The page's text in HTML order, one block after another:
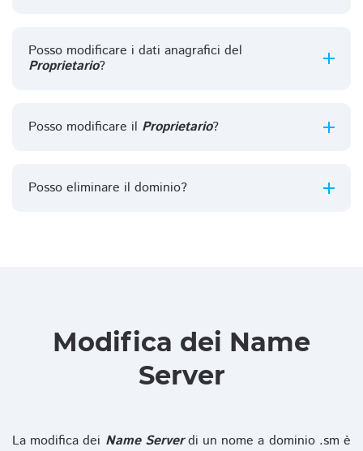
Posso modificare i dati anagrafici del
Proprietario?
Posso modificare il Proprietario?
Posso eliminare il dominio?
Modifica dei Name
Server
La modifica dei Name Serverdi un nome a dominio .sm è